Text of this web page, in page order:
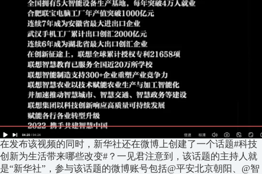
在发布该视频的同时，新华社还在微博上创建了一个话题#科技
创新为生活带来哪些改变#？一见君注意到，该话题的主持人就
是“新华社”，参与该话题的微博账号包括@平安北京朝阳、@智